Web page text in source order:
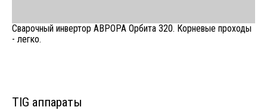
Сварочный инвертор АВРОРА Орбита 320. Корневые проходы
- легко.
TIG аппараты